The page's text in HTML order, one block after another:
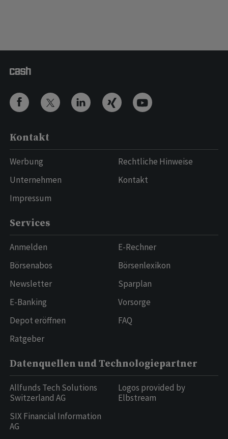
Kontakt
Werbung
Unternehmen
Impressum
Rechtliche Hinweise
Kontakt
Services
Anmelden
Börsenabos
Newsletter
E-Banking
Depot eröffnen
Ratgeber
E-Rechner
Börsenlexikon
Sparplan
Vorsorge
FAQ
Datenquellen und Technologiepartner
Allfunds Tech Solutions
Switzerland AG
SIX Financial Information
AG
Logos provided by
Elbstream